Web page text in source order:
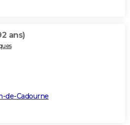
ans)
de-Cadourne